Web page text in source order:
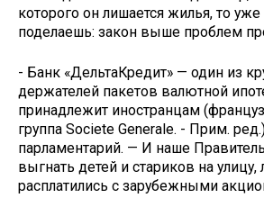
которого он лишается жилья, то
поделаешь: закон выше проблем
- Банк «ДельтаКредит» — один из
держателей пакетов валютной
принадлежит иностранцам
группа Societe Generale. - Прим.
парламентарий. — И наше
выгнать детей и стариков на
расплатились с зарубежными